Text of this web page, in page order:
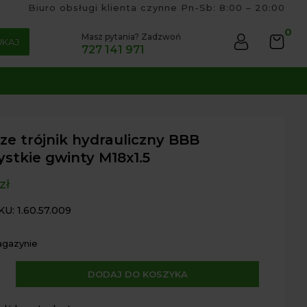
Biuro obsługi klienta czynne Pn-Sb: 8:00 – 20:00
Masz pytania? Zadzwoń
727 141 971
0
trójnik hydrauliczny BBB
gwinty M18x1.5
zł
1.60.57.009
DODAJ DO KOSZYKA